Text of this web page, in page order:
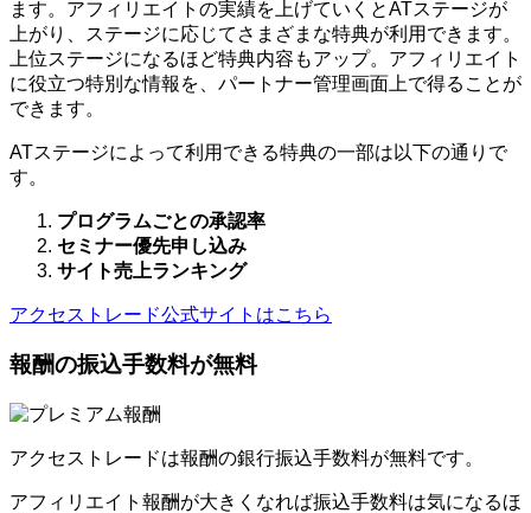
ます。アフィリエイトの実績を上げていくとATステージが
上がり、ステージに応じてさまざまな特典が利用できます。
上位ステージになるほど特典内容もアップ。アフィリエイト
に役立つ特別な情報を、パートナー管理画面上で得ることが
できます。
ATステージによって利用できる特典の一部は以下の通りで
す。
プログラムごとの承認率
セミナー優先申し込み
サイト売上ランキング
アクセストレード公式サイトはこちら
報酬の振込手数料が無料
アクセストレードは報酬の銀行振込手数料が無料です。
アフィリエイト報酬が大きくなれば振込手数料は気になるほ